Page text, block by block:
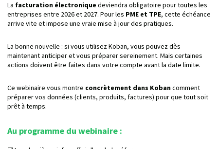
La facturation électronique deviendra obligatoire pour toutes les
entreprises entre 2026 et 2027. Pour les PME et TPE, cette échéance
arrive vite et impose une vraie mise à jour des pratiques.
La bonne nouvelle : si vous utilisez Koban, vous pouvez dès
maintenant anticiper et vous préparer sereinement. Mais certaines
actions doivent être faites dans votre compte avant la date limite.
Ce webinaire vous montre concrètement dans Kobancomment
préparer vos données (clients, produits, factures) pour que tout soit
prêt à temps.
Au programme du webinaire :